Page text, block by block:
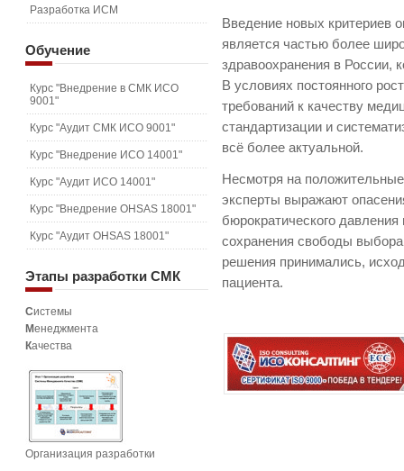
Введение новых критериев
является частью более
здравоохранения в России,
В условиях постоянного
требований к качеству
стандартизации и
всё более актуальной.
Несмотря на
эксперты выражают
бюрократического
сохранения свободы
решения принимались,
пациента.
Разработка ИСМ
Обучение
Курс "Внедрение в СМК ИСО
9001"
Курс "Аудит СМК ИСО 9001"
Курс "Внедрение ИСО 14001"
Курс "Аудит ИСО 14001"
Курс "Внедрение OHSAS 18001"
Курс "Аудит OHSAS 18001"
Этапы разработки СМК
Системы
Менеджмента
Качества
Организация разработки